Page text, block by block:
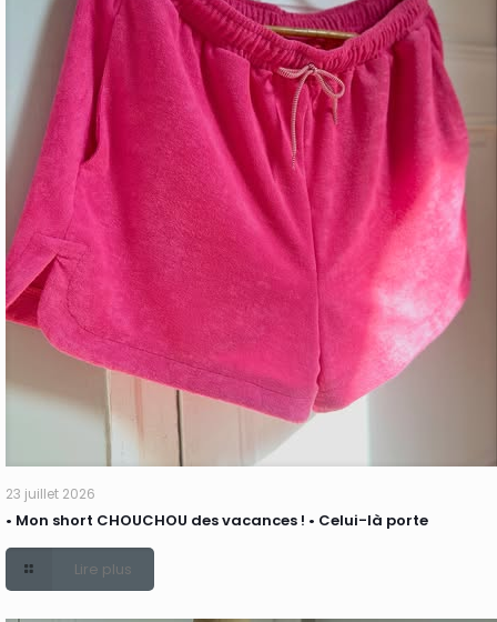
23 juillet 2026
• Mon short CHOUCHOU des vacances ! • Celui-là porte
Lire plus